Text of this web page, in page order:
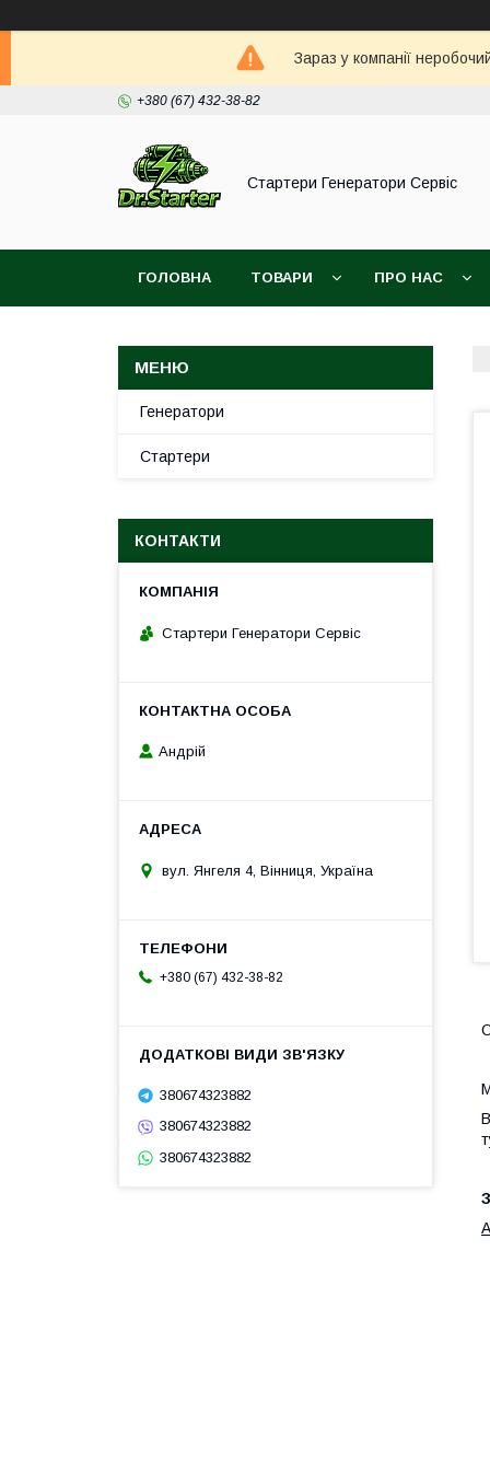
Зараз у компанії
+380 (67) 432-38-82
Стартери Генератори Сервіс
ГОЛОВНА ТОВАРИ ПРО НАС
Генератори
Стартери
КОНТАКТИ
Стартери Генератори Сервіс
Андрій
вул. Янгеля 4, Вінниця, Україна
+380 (67) 432-38-82
380674323882
380674323882
380674323882